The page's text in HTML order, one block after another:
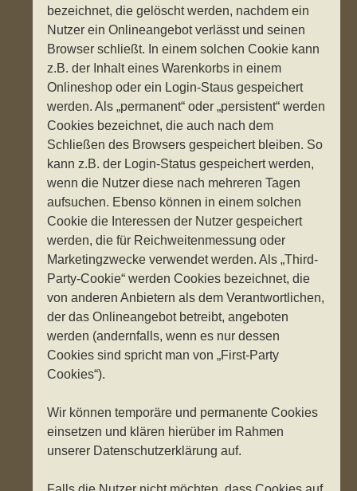
bezeichnet, die gelöscht werden, nachdem ein
Nutzer ein Onlineangebot verlässt und seinen
Browser schließt. In einem solchen Cookie kann
z.B. der Inhalt eines Warenkorbs in einem
Onlineshop oder ein Login-Staus gespeichert
werden. Als „permanent“ oder „persistent“ werden
Cookies bezeichnet, die auch nach dem
Schließen des Browsers gespeichert bleiben. So
kann z.B. der Login-Status gespeichert werden,
wenn die Nutzer diese nach mehreren Tagen
aufsuchen. Ebenso können in einem solchen
Cookie die Interessen der Nutzer gespeichert
werden, die für Reichweitenmessung oder
Marketingzwecke verwendet werden. Als „Third-
Party-Cookie“ werden Cookies bezeichnet, die
von anderen Anbietern als dem Verantwortlichen,
der das Onlineangebot betreibt, angeboten
werden (andernfalls, wenn es nur dessen
Cookies sind spricht man von „First-Party
Cookies“).
Wir können temporäre und permanente Cookies
einsetzen und klären hierüber im Rahmen
unserer Datenschutzerklärung auf.